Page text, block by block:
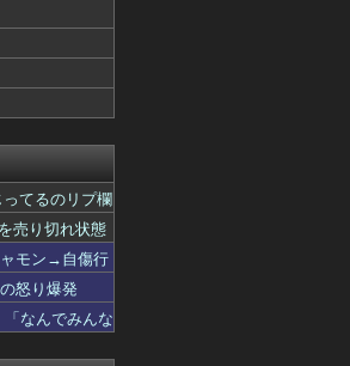
☆彡
！
てるのリプ欄
売り切れ状態
ャモン→自傷行
怒り爆発
なんでみんな